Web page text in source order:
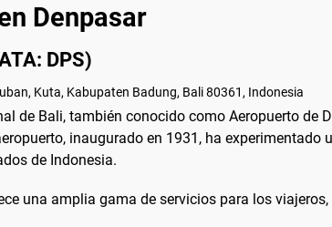
Denpasar
DPS)
Kuta, Kabupaten Badung, Bali 80361, Indonesia
de Bali, también conocido como Aeropuerto de
inaugurado en 1931, ha
de Indonesia.
una amplia gama de servicios para los